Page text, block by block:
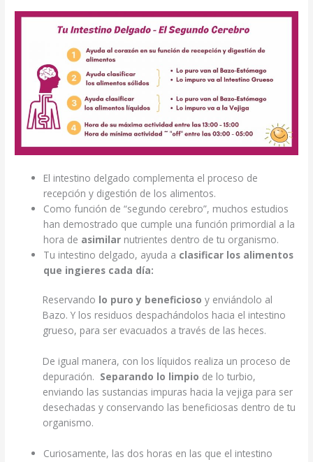
El intestino delgado complementa el proceso de
recepción y digestión de los alimentos.
Como función de “segundo cerebro”, muchos estudios
han demostrado que cumple una función primordial a la
hora de asimilar nutrientes dentro de tu organismo.
Tu intestino delgado, ayuda a clasificar los alimentos
que ingieres cada día:
Reservando lo puro y beneficioso y enviándolo al
Bazo. Y los residuos despachándolos hacia el intestino
grueso, para ser evacuados a través de las heces.
De igual manera, con los líquidos realiza un proceso de
depuración. Separando lo limpio de lo turbio,
enviando las sustancias impuras hacia la vejiga para ser
desechadas y conservando las beneficiosas dentro de tu
organismo.
Curiosamente, las dos horas en las que el intestino